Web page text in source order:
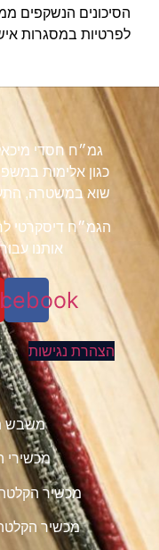
הסיכונים הנשקפים
לפרטיות במסגרות
גמ״ח חסדי מיכאל
כגון אלימות
שוא במשטרה,
הגמ״ח דיסקרטי
אותנו
הצהרת נגישות
משבש
מכשירי
מכשיר
מכשיר